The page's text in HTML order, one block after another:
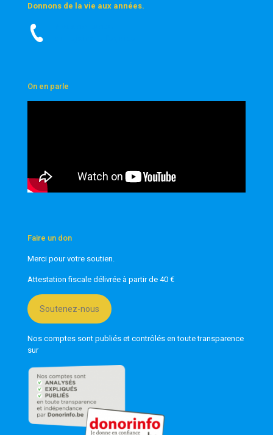
Donnons de la vie aux années.
On en parle
Faire un don
Merci pour votre soutien.
Attestation fiscale délivrée à partir de 40 €
Soutenez-nous
Nos comptes sont publiés et contrôlés en toute transparence
sur